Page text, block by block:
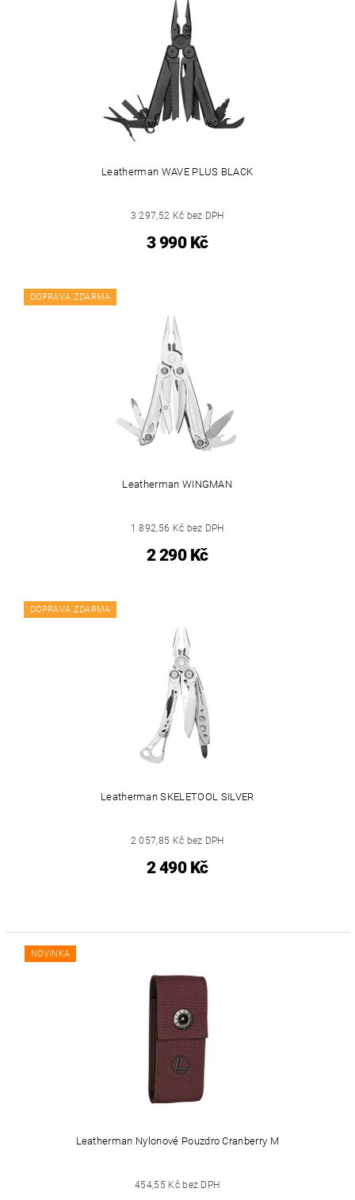
Leatherman WAVE PLUS BLACK
3 297,52 Kč bez DPH
3 990 Kč
DOPRAVA ZDARMA
Leatherman WINGMAN
1 892,56 Kč bez DPH
2 290 Kč
DOPRAVA ZDARMA
Leatherman SKELETOOL SILVER
2 057,85 Kč bez DPH
2 490 Kč
NOVINKA
Leatherman Nylonové Pouzdro Cranberry M
454,55 Kč bez DPH